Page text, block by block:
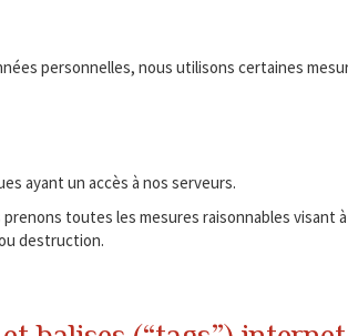
personnelles, nous utilisons certaines
ayant un accès à nos serveurs.
toutes les mesures raisonnables
destruction.